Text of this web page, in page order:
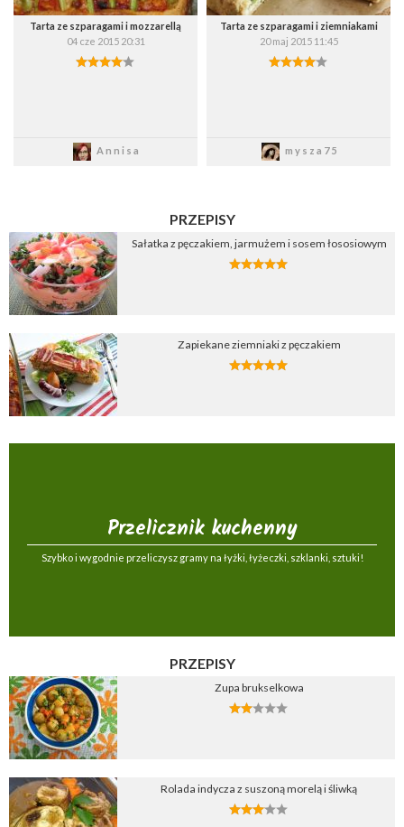
Tarta ze szparagami i mozzarellą
04 cze 2015 20:31
Annisa
Zapisz
Tarta ze szparagami i ziemniakami
20 maj 2015 11:45
mysza75
Zapisz
PRZEPISY
Sałatka z pęczakiem, jarmużem i sosem łososiowym
Zapiekane ziemniaki z pęczakiem
Przelicznik kuchenny
Szybko i wygodnie przeliczysz gramy na łyżki, łyżeczki, szklanki, sztuki!
PRZEPISY
Zupa brukselkowa
Rolada indycza z suszoną morelą i śliwką